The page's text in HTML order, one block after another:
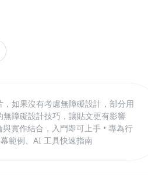
如果沒有考慮無障礙設計，部分用
障礙設計技巧，讓貼文更有影響
實作結合，入門即可上手 • 專為行
範例、AI 工具快速指南